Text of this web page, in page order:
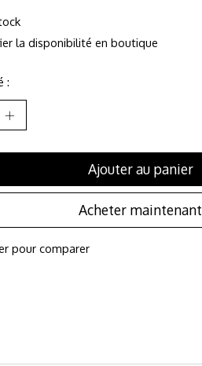
la disponibilité en boutique
:
Ajouter au panier
Acheter maintenant
pour comparer